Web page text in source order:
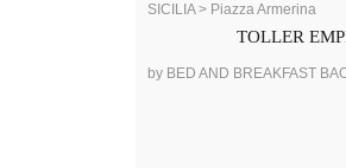
SICILIA > Piazza Armerina
TOLLER
by BED AND BREAKFAST